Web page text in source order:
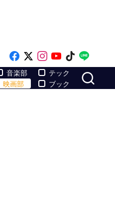
Like on Facebook
Follow on x
Follow on
Follow on
Follow
音楽部
映画部
テック
ブック